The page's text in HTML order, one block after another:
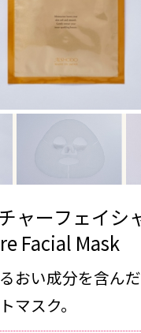
ャーフェイシ
Facial Mask
おい成分を含ん
マスク。